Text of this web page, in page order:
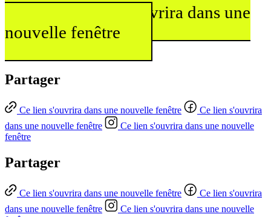
Ce lien s'ouvrira dans une
nouvelle fenêtre
Partager
Ce lien s'ouvrira dans une nouvelle fenêtre
Ce lien s'ouvrira
dans une nouvelle fenêtre
Ce lien s'ouvrira dans une nouvelle
fenêtre
Partager
Ce lien s'ouvrira dans une nouvelle fenêtre
Ce lien s'ouvrira
dans une nouvelle fenêtre
Ce lien s'ouvrira dans une nouvelle